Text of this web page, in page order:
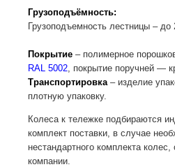
Грузоподъёмность:
Грузоподъемность лестницы – до
Покрытие – полимерное
RAL 5002 , покрытие поручней —
Транспортировка – изделие
плотную упаковку.
Колеса к тележке подбираются
комплект поставки, в случае
нестандартного комплекта
компании.